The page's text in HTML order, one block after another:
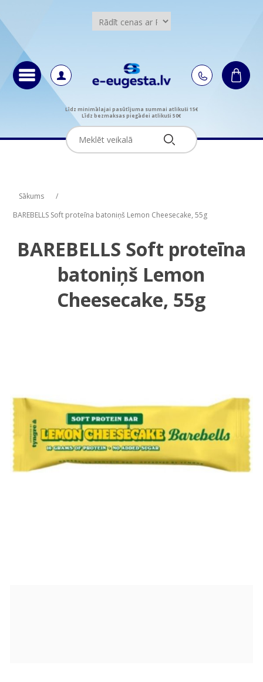
Līdz minimālajai pasūtījuma summai atlikuši 15€
Līdz bezmaksas piegādei atlikuši 50€
Sākums
/
BAREBELLS Soft proteīna batoniņš Lemon Cheesecake, 55g
BAREBELLS Soft proteīna
batoniņš Lemon
Cheesecake, 55g